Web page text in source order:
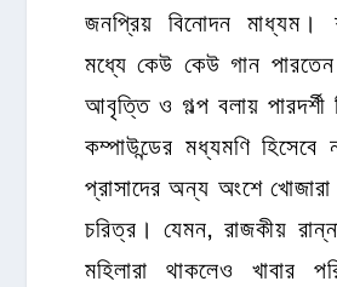
জনপ্রিয় বিনোদন মাধ্যম।
মধ্যে কেউ কেউ গান
আবৃত্তি ও গল্প বলায় পারদর্শী
কম্পাউন্ডের মধ্যমণি হিসেবে
প্রাসাদের অন্য অংশে
চরিত্র। যেমন, রাজকীয়
মহিলারা থাকলেও খাবার